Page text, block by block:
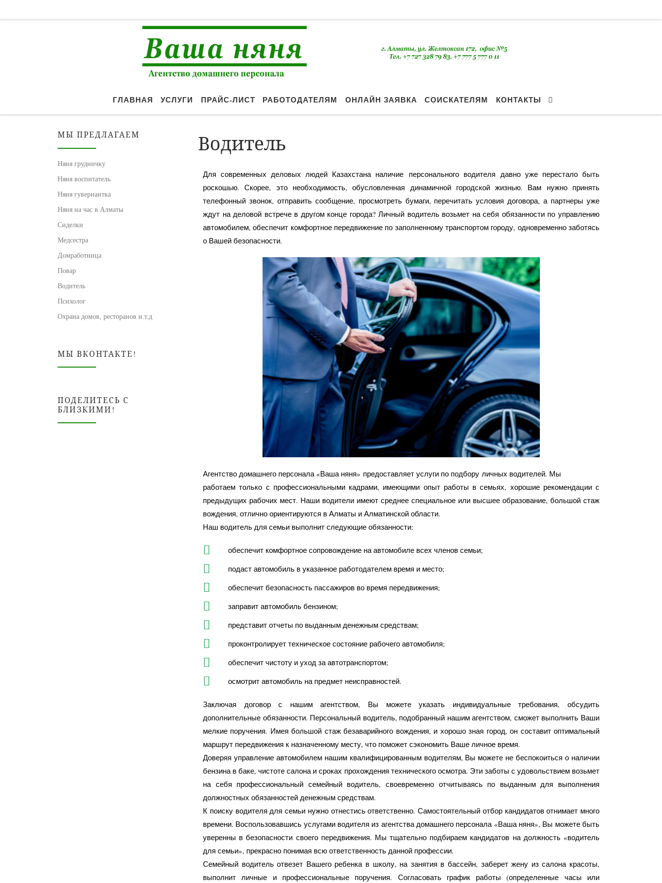
ГЛАВНАЯ УСЛУГИ ПРАЙС-ЛИСТ РАБОТОДАТЕЛЯМ ОНЛАЙН ЗАЯВКА СОИСКАТЕЛЯМ КОНТАКТЫ
Водитель
Для современных деловых людей Казахстана наличие персонального водителя давно уже перестало быть
роскошью. Скорее, это необходимость, обусловленная динамичной городской жизнью. Вам нужно принять
телефонный звонок, отправить сообщение, просмотреть бумаги, перечитать условия договора, а партнеры уже
ждут на деловой встрече в другом конце города? Личный водитель возьмет на себя обязанности по управлению
автомобилем, обеспечит комфортное передвижение по заполненному транспортом городу, одновременно заботясь
о Вашей безопасности.
Агентство домашнего персонала «Ваша няня» предоставляет услуги по подбору личных водителей. Мы
работаем только с профессиональными кадрами, имеющими опыт работы в семьях, хорошие рекомендации с
предыдущих рабочих мест. Наши водители имеют среднее специальное или высшее образование, большой стаж
вождения, отлично ориентируются в Алматы и Алматинской области.
Наш водитель для семьи выполнит следующие обязанности:
обеспечит комфортное сопровождение на автомобиле всех членов семьи;
подаст автомобиль в указанное работодателем время и место;
обеспечит безопасность пассажиров во время передвижения;
заправит автомобиль бензином;
представит отчеты по выданным денежным средствам;
проконтролирует техническое состояние рабочего автомобиля;
обеспечит чистоту и уход за автотранспортом;
осмотрит автомобиль на предмет неисправностей.
Заключая договор с нашим агентством, Вы можете указать индивидуальные требования, обсудить
дополнительные обязанности. Персональный водитель, подобранный нашим агентством, сможет выполнить Ваши
мелкие поручения. Имея большой стаж безаварийного вождения, и хорошо зная город, он составит оптимальный
маршрут передвижения к назначенному месту, что поможет сэкономить Ваше личное время.
Доверяя управление автомобилем нашим квалифицированным водителям, Вы можете не беспокоиться о наличии
бензина в баке, чистоте салона и сроках прохождения технического осмотра. Эти заботы с удовольствием возьмет
на себя профессиональный семейный водитель, своевременно отчитываясь по выданным для выполнения
должностных обязанностей денежным средствам.
К поиску водителя для семьи нужно отнестись ответственно. Самостоятельный отбор кандидатов отнимает много
времени. Воспользовавшись услугами водителя из агентства домашнего персонала «Ваша няня», Вы можете быть
уверенны в безопасности своего передвижения. Мы тщательно подбираем кандидатов на должность «водитель
для семьи», прекрасно понимая всю ответственность данной профессии.
Семейный водитель отвезет Вашего ребенка в школу, на занятия в бассейн, заберет жену из салона красоты,
выполнит личные и профессиональные поручения. Согласовать график работы (определенные часы или
МЫ ПРЕДЛАГАЕМ
Няня грудничку
Няня воспитатель
Няня гувернантка
Няня на час в Алматы
Сиделки
Медсестра
Домработница
Повар
Водитель
Психолог
Охрана домов, ресторанов и.т.д
МЫ ВКОНТАКТЕ!
ПОДЕЛИТЕСЬ С
БЛИЗКИМИ!